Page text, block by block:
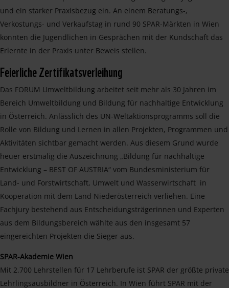
und ein starker Praxisbezug ein. An einem Beratungs-,
Verkostungs- und Verkaufstag in rund 90 SPAR-Märkten in Wien
konnten die Jugendlichen in Gesprächen mit der Kundschaft das
Erlernte in der Praxis unter Beweis stellen.
Feierliche Zertifikatsverleihung
Das FORUM Umweltbildung arbeitet seit mehr als 30 Jahren im
Bereich Umweltbildung und Bildung für nachhaltige Entwicklung
in Österreich. Anlässlich des UN-Weltaktionsprogramms soll die
Rolle von Bildung und Lernen in allen Projekten, Programmen und
Aktivitäten sichtbar gemacht werden. Aus diesem Grund wurde
heuer erstmalig die Auszeichnung „Bildung für nachhaltige
Entwicklung – BEST OF AUSTRIA“ vom Bundesministerium für
Land- und Forstwirtschaft, Umwelt und Wasserwirtschaft in
Kooperation mit dem Land Niederösterreich verliehen. Eine
Fachjury bestehend aus Entscheidungsträgerinnen und Experten
aus dem Bildungsbereich wählte aus den insgesamt 57
eingereichten Projekten die Sieger aus.
SPAR-Akademie Wien
Mit 2.700 Lehrstellen für 17 Lehrberufe ist SPAR der größte private
Lehrlingsausbildner in Österreich. In Wien führt SPAR mit der